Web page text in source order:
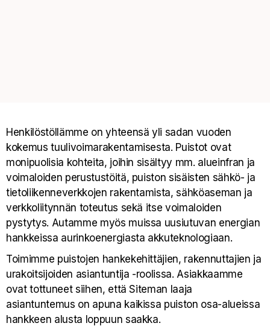
Henkilöstöllämme on yhteensä yli sadan vuoden
kokemus tuulivoimarakentamisesta. Puistot ovat
monipuolisia kohteita, joihin sisältyy mm. alueinfran ja
voimaloiden perustustöitä, puiston sisäisten sähkö- ja
tietoliikenneverkkojen rakentamista, sähköaseman ja
verkkoliitynnän toteutus sekä itse voimaloiden
pystytys. Autamme myös muissa uusiutuvan energian
hankkeissa aurinkoenergiasta akkuteknologiaan.
Toimimme puistojen hankekehittäjien, rakennuttajien ja
urakoitsijoiden asiantuntija -roolissa. Asiakkaamme
ovat tottuneet siihen, että Siteman laaja
asiantuntemus on apuna kaikissa puiston osa-alueissa
hankkeen alusta loppuun saakka.